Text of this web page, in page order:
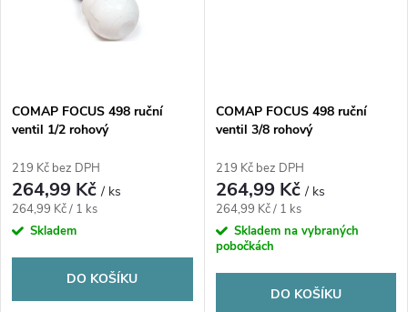
COMAP FOCUS 498 ruční
ventil 1/2 rohový
219 Kč bez DPH
264,99 Kč/ ks
Měrná
cena:
264,99 Kč / 1 ks
Skladem
DO KOŠÍKU
COMAP FOCUS 498 ruční
ventil 3/8 rohový
219 Kč bez DPH
264,99 Kč/ ks
Měrná
cena:
264,99 Kč / 1 ks
Skladem na vybraných
pobočkách
DO KOŠÍKU